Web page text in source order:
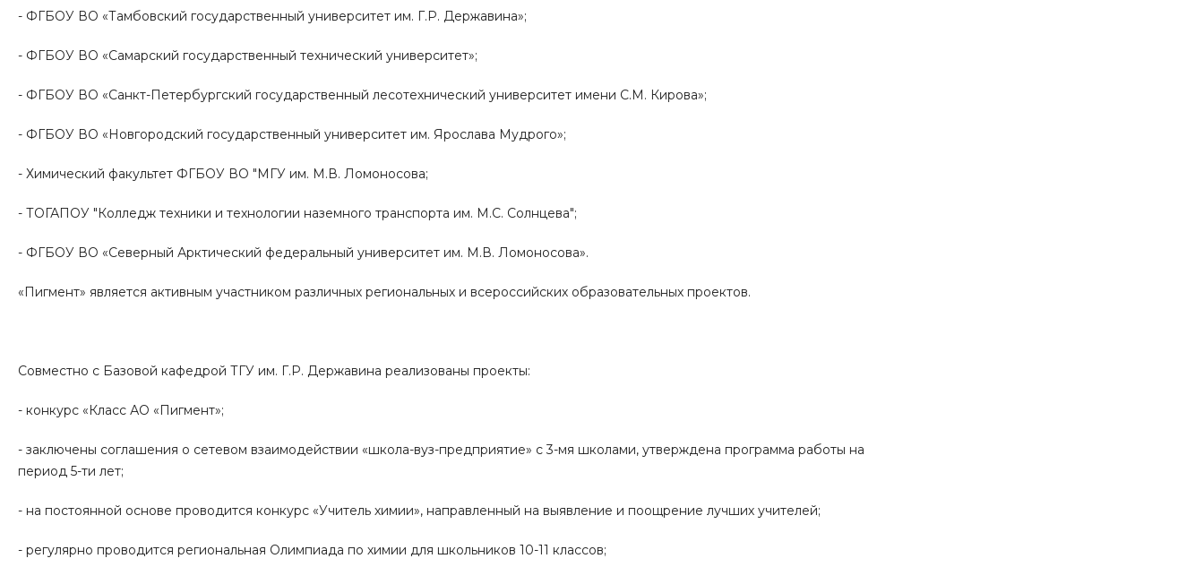
- ФГБОУ ВО «Тамбовский государственный университет им. Г.Р. Державина»;
- ФГБОУ ВО «Самарский государственный технический университет»;
- ФГБОУ ВО «Санкт-Петербургский государственный лесотехнический университет имени С.М. Кирова»;
- ФГБОУ ВО «Новгородский государственный университет им. Ярослава Мудрого»;
- Химический факультет ФГБОУ ВО "МГУ им. М.В. Ломоносова;
- ТОГАПОУ "Колледж техники и технологии наземного транспорта им. М.С. Солнцева";
- ФГБОУ ВО «Северный Арктический федеральный университет им. М.В. Ломоносова».
«Пигмент» является активным участником различных региональных и всероссийских образовательных проектов.
Совместно с Базовой кафедрой ТГУ им. Г.Р. Державина реализованы проекты:
- конкурс «Класс АО «Пигмент»;
- заключены соглашения о сетевом взаимодействии «школа-вуз-предприятие» с 3-мя школами, утверждена программа работы на
период 5-ти лет;
- на постоянной основе проводится конкурс «Учитель химии», направленный на выявление и поощрение лучших учителей;
- регулярно проводится региональная Олимпиада по химии для школьников 10-11 классов;